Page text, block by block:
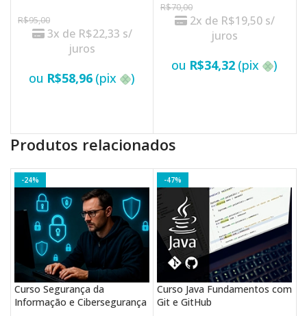
R$95,00
3x de R$22,33 s/
juros
ou R$58,96 (pix )
R$70,00
2x de R$19,50 s/
juros
ou R$34,32 (pix )
Produtos relacionados
-24%
Curso Segurança da
Informação e Cibersegurança
-47%
Curso Java Fundamentos com
Git e GitHub